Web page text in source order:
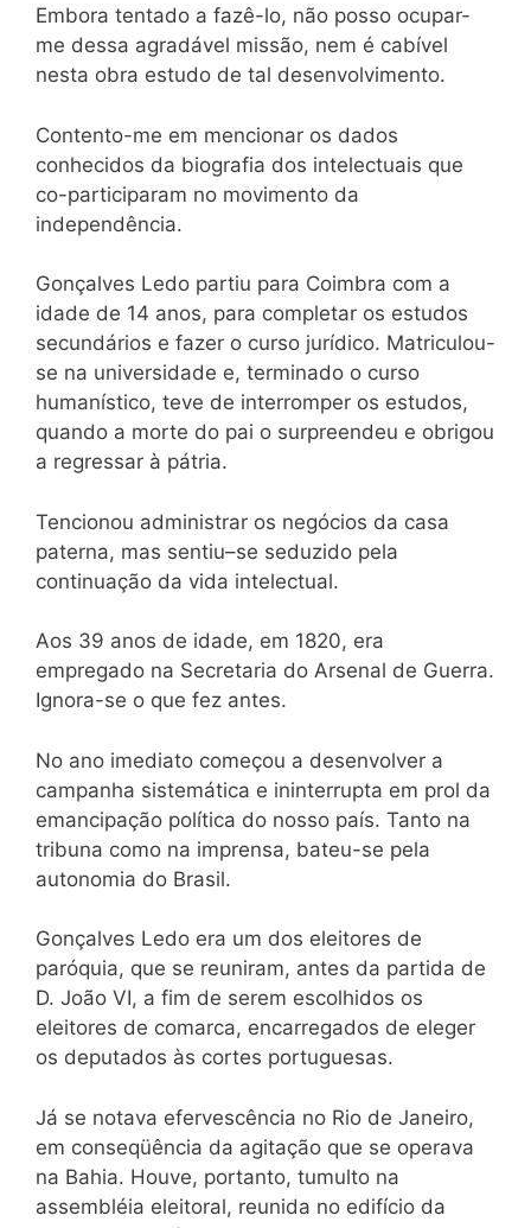
Embora tentado a fazê-lo, não posso ocupar-
me dessa agradável missão, nem é cabível
nesta obra estudo de tal desenvolvimento.
Contento-me em mencionar os dados
conhecidos da biografia dos intelectuais que
co-participaram no movimento da
independência.
Gonçalves Ledo partiu para Coimbra com a
idade de 14 anos, para completar os estudos
secundários e fazer o curso jurídico. Matriculou-
se na universidade e, terminado o curso
humanístico, teve de interromper os estudos,
quando a morte do pai o surpreendeu e obrigou
a regressar à pátria.
Tencionou administrar os negócios da casa
paterna, mas sentiu–se seduzido pela
continuação da vida intelectual.
Aos 39 anos de idade, em 1820, era
empregado na Secretaria do Arsenal de Guerra.
Ignora-se o que fez antes.
No ano imediato começou a desenvolver a
campanha sistemática e ininterrupta em prol da
emancipação política do nosso país. Tanto na
tribuna como na imprensa, bateu-se pela
autonomia do Brasil.
Gonçalves Ledo era um dos eleitores de
paróquia, que se reuniram, antes da partida de
D. João VI, a fim de serem escolhidos os
eleitores de comarca, encarregados de eleger
os deputados às cortes portuguesas.
Já se notava efervescência no Rio de Janeiro,
em conseqüência da agitação que se operava
na Bahia. Houve, portanto, tumulto na
assembléia eleitoral, reunida no edifício da